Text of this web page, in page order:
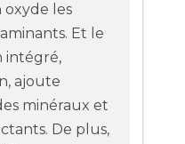
les
Et le
intégré,
ajoute
minéraux et
De plus,